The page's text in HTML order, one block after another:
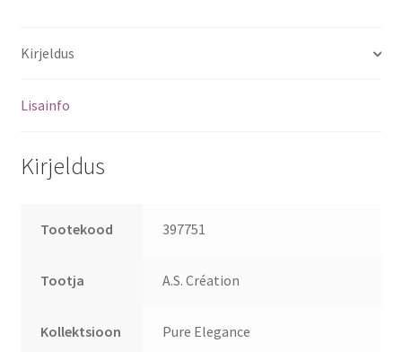
Kirjeldus
Lisainfo
Kirjeldus
Tootekood 397751
Tootja A.S. Création
Kollektsioon Pure Elegance